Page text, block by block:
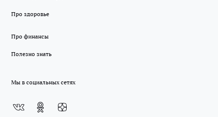
Про здоровье
Про финансы
Полезно знать
Мы в социальных сетях